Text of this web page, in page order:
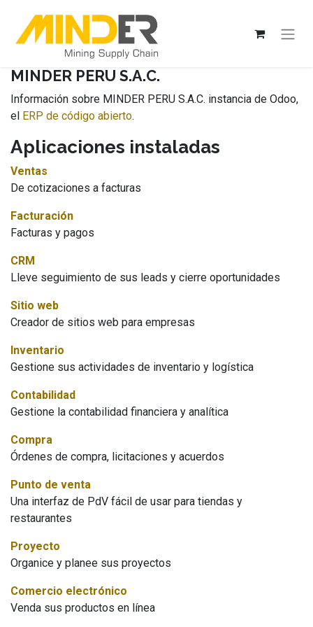
MINDER PERU S.A.C.
Información sobre MINDER PERU S.A.C. instancia de Odoo,
el ERP de código abierto.
Aplicaciones instaladas
Ventas
De cotizaciones a facturas
Facturación
Facturas y pagos
CRM
Lleve seguimiento de sus leads y cierre oportunidades
Sitio web
Creador de sitios web para empresas
Inventario
Gestione sus actividades de inventario y logística
Contabilidad
Gestione la contabilidad financiera y analítica
Compra
Órdenes de compra, licitaciones y acuerdos
Punto de venta
Una interfaz de PdV fácil de usar para tiendas y
restaurantes
Proyecto
Organice y planee sus proyectos
Comercio electrónico
Venda sus productos en línea